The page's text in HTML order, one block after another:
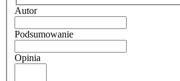
Autor
Podsumowanie
Opinia